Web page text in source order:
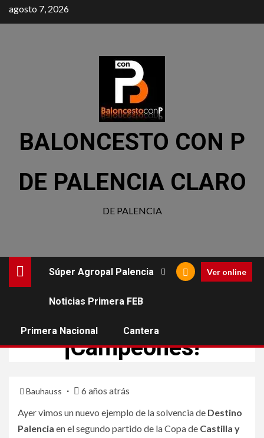
agosto 7, 2026
BALONCESTO CON P
DE PALENCIA CLARO
DE PALENCIA
Súper Agropal Palencia
Noticias Primera FEB
Primera Nacional Cantera
Ver online
¡Campeones!
Bauhauss
6 años atrás
Ayer vimos un nuevo ejemplo de la solvencia de Destino
Palencia en el segundo partido de la Copa de Castilla y